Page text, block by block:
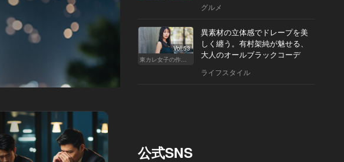
グルメ
Vol.53
東カレ女子の作り方
異素材の立体感でドレープを美
しく纏う。有村架純が魅せる、
大人のオールブラックコーデ
ライフスタイル
公式SNS